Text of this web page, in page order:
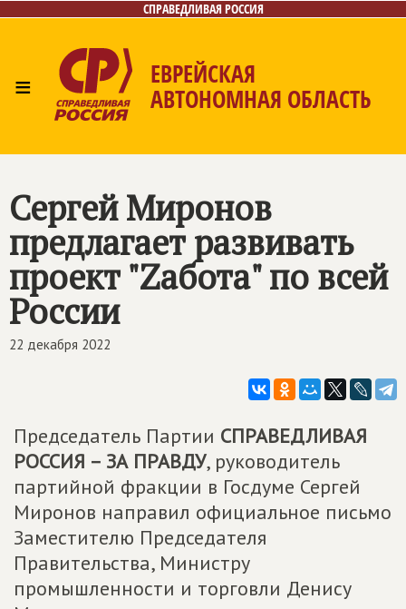
СПРАВЕДЛИВАЯ РОССИЯ
≡ ЕВРЕЙСКАЯ
АВТОНОМНАЯ ОБЛАСТЬ
Сергей Миронов
предлагает развивать
проект "Zабота" по всей
России
22 декабря 2022
Председатель Партии СПРАВЕДЛИВАЯ
РОССИЯ – ЗА ПРАВДУ, руководитель
партийной фракции в Госдуме Сергей
Миронов направил официальное письмо
Заместителю Председателя
Правительства, Министру
промышленности и торговли Денису